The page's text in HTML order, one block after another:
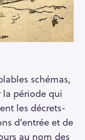
schémas,
la période qui
les décrets-
d’entrée et de
au nom des